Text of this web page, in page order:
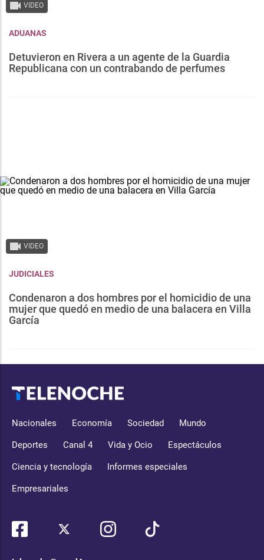
VIDEO
ADUANAS
Detuvieron en Rivera a un agente de la Guardia
Republicana con un contrabando de perfumes
VIDEO
JUDICIALES
Condenaron a dos hombres por el homicidio de una
mujer que quedó en medio de una balacera en Villa
García
Nacionales Economía Sociedad Mundo
Deportes Canal 4 Vida y Ocio Espectáculos
Ciencia y tecnología Informes especiales
Empresariales